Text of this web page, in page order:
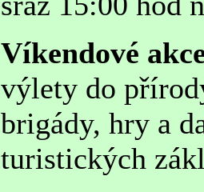
Víkendové
výlety do
brigády, hry a
turistických